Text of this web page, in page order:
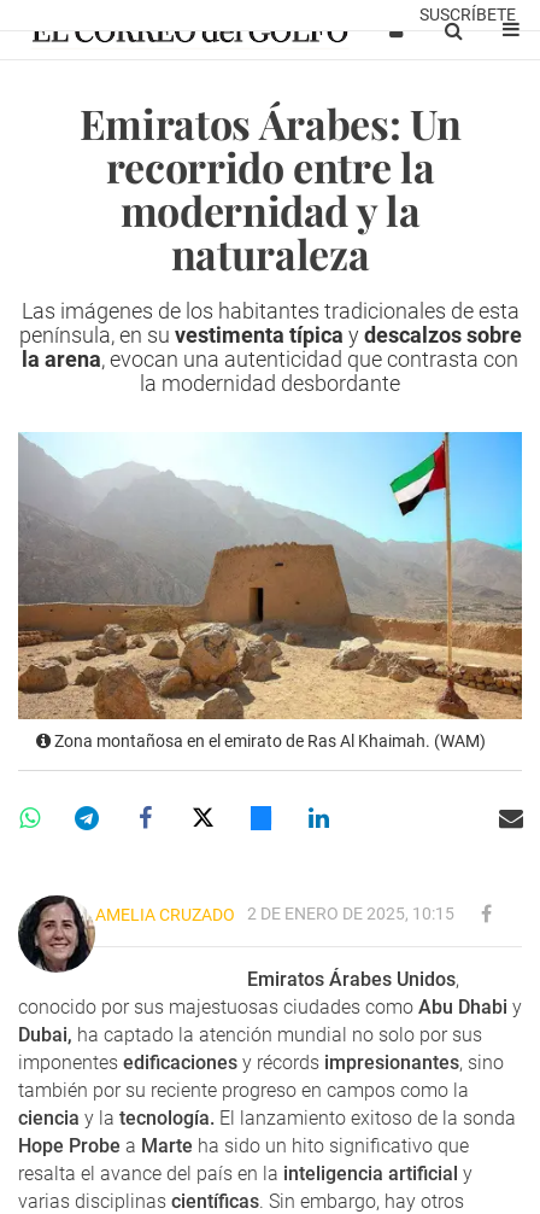
SUSCRÍBETE
Emiratos Árabes: Un
recorrido entre la
modernidad y la
naturaleza
Las imágenes de los habitantes tradicionales de esta
península, en su vestimenta típica ydescalzos sobre
la arena, evocan una autenticidad que contrasta con
la modernidad desbordante
Zona montañosa en el emirato de Ras Al Khaimah. (WAM)
AMELIA CRUZADO 2 DE ENERO DE 2025, 10:15
Emiratos Árabes Unidos,
conocido por sus majestuosas ciudades como Abu Dhabi y
Dubai, ha captado la atención mundial no solo por sus
imponentes edificaciones y récords impresionantes, sino
también por su reciente progreso en campos como la
ciencia y la tecnología. El lanzamiento exitoso de la sonda
Hope Probe a Marte ha sido un hito significativo que
resalta el avance del país en la inteligencia artificial y
varias disciplinas científicas. Sin embargo, hay otros